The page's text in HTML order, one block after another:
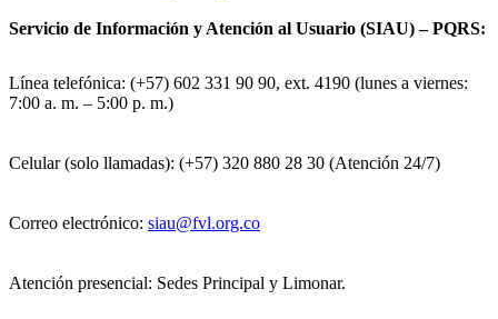
Servicio de Información y Atención al Usuario (SIAU) – PQRS:
Línea telefónica: (+57) 602 331 90 90, ext. 4190 (lunes a viernes:
7:00 a. m. – 5:00 p. m.)
Celular (solo llamadas): (+57) 320 880 28 30 (Atención 24/7)
Correo electrónico: siau@fvl.org.co
Atención presencial: Sedes Principal y Limonar.